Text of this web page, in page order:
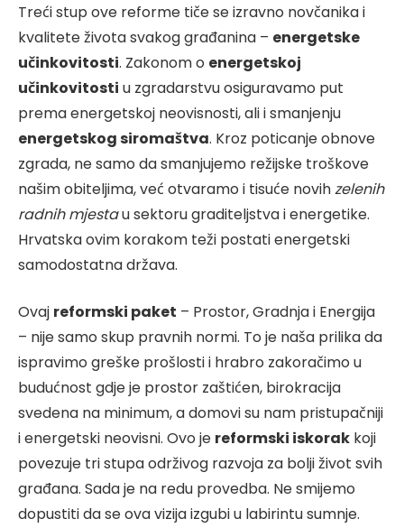
Treći stup ove reforme tiče se izravno novčanika i
kvalitete života svakog građanina – energetske
učinkovitosti. Zakonom o energetskoj
učinkovitosti u zgradarstvu osiguravamo put
prema energetskoj neovisnosti, ali i smanjenju
energetskog siromaštva. Kroz poticanje obnove
zgrada, ne samo da smanjujemo režijske troškove
našim obiteljima, već otvaramo i tisuće novihzelenih
radnih mjestau sektoru graditeljstva i energetike.
Hrvatska ovim korakom teži postati energetski
samodostatna država.
Ovaj reformski paket – Prostor, Gradnja i Energija
– nije samo skup pravnih normi. To je naša prilika da
ispravimo greške prošlosti i hrabro zakoračimo u
budućnost gdje je prostor zaštićen, birokracija
svedena na minimum, a domovi su nam pristupačniji
i energetski neovisni. Ovo je reformski iskorak koji
povezuje tri stupa održivog razvoja za bolji život svih
građana. Sada je na redu provedba. Ne smijemo
dopustiti da se ova vizija izgubi u labirintu sumnje.